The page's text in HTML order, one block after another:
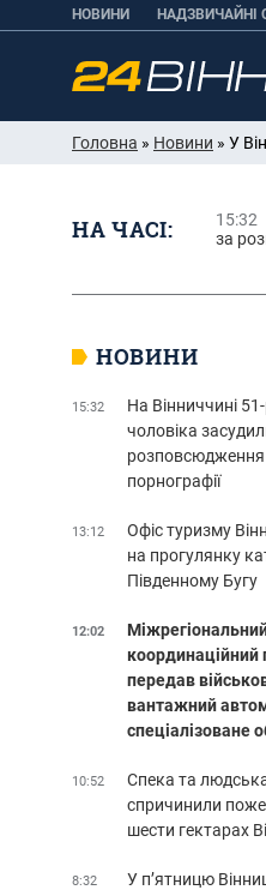
НОВИНИ НАДЗВИЧАЙНІ
Головна » Новини » У
НА ЧАСІ: 15:32
за
НОВИНИ
15:32
На Вінниччині
чоловіка
розповсюдження
порнографії
13:12
Офіс туризму
на прогулянку
Південному Бугу
12:02
передав
вантажний
спеціалізоване
10:52
Спека та
спричинили
шести гектарах
8:32
У п’ятницю